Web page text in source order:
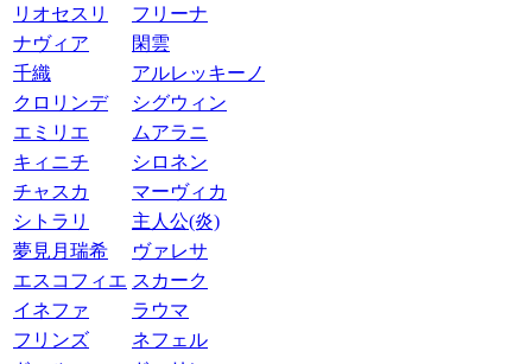
リオセスリ
フリーナ
ナヴィア
閑雲
千織
アルレッキーノ
クロリンデ
シグウィン
エミリエ
ムアラニ
キィニチ
シロネン
チャスカ
マーヴィカ
シトラリ
主人公(炎)
夢見月瑞希
ヴァレサ
エスコフィエ スカーク
イネファ
ラウマ
フリンズ
ネフェル